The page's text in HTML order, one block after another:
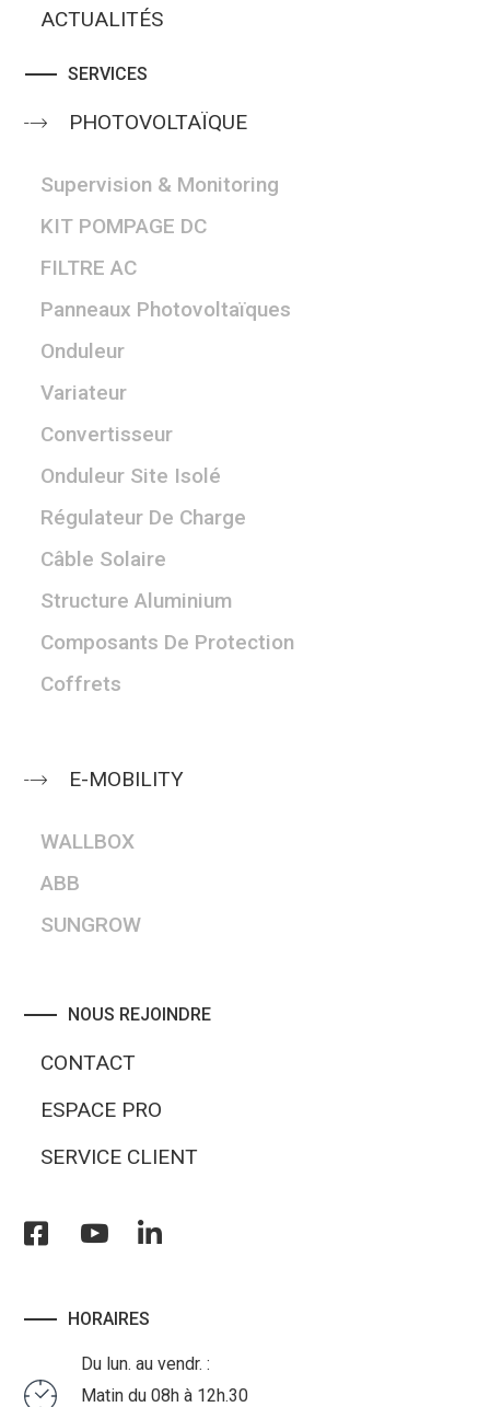
ACTUALITÉS
SERVICES
PHOTOVOLTAÏQUE
Supervision & Monitoring
KIT POMPAGE DC
FILTRE AC
Panneaux Photovoltaïques
Onduleur
Variateur
Convertisseur
Onduleur Site Isolé
Régulateur De Charge
Câble Solaire
Structure Aluminium
Composants De Protection
Coffrets
E-MOBILITY
WALLBOX
ABB
SUNGROW
NOUS REJOINDRE
CONTACT
ESPACE PRO
SERVICE CLIENT
HORAIRES
Du lun. au vendr. :
Matin du 08h à 12h.30